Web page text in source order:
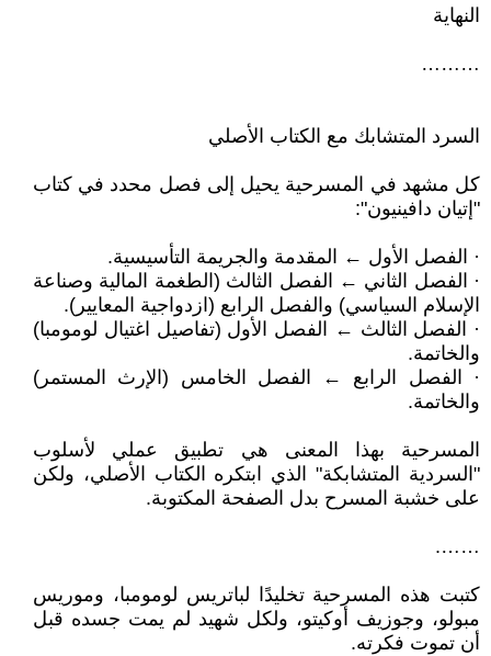
النهاية
………
السرد المتشابك مع الكتاب الأصلي
كل مشهد في المسرحية يحيل إلى فصل محدد في كتاب
"إتيان دافينيون":
· الفصل الأول ← المقدمة والجريمة التأسيسية.
· الفصل الثاني ← الفصل الثالث (الطغمة المالية وصناعة
الإسلام السياسي) والفصل الرابع (ازدواجية المعايير).
· الفصل الثالث ← الفصل الأول (تفاصيل اغتيال لومومبا)
والخاتمة.
· الفصل الرابع ← الفصل الخامس (الإرث المستمر)
والخاتمة.
المسرحية بهذا المعنى هي تطبيق عملي لأسلوب
"السردية المتشابكة" الذي ابتكره الكتاب الأصلي، ولكن
على خشبة المسرح بدل الصفحة المكتوبة.
…….
كتبت هذه المسرحية تخليدًا لباتريس لومومبا، وموريس
مبولو، وجوزيف أوكيتو، ولكل شهيد لم يمت جسده قبل
أن تموت فكرته.